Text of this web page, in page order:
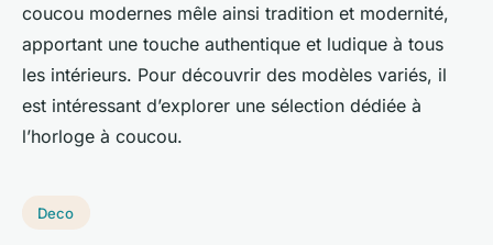
coucou modernes mêle ainsi tradition et modernité,
apportant une touche authentique et ludique à tous
les intérieurs. Pour découvrir des modèles variés, il
est intéressant d’explorer une sélection dédiée à
l’horloge à coucou.
Deco